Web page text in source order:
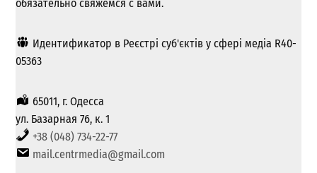
обязательно свяжемся с вами.
Идентификатор в Реєстрі суб'єктів у сфері медіа R40-
05363
65011, г. Одесса
ул. Базарная 76, к. 1
+38 (048) 734-22-77
mail.centrmedia@gmail.com